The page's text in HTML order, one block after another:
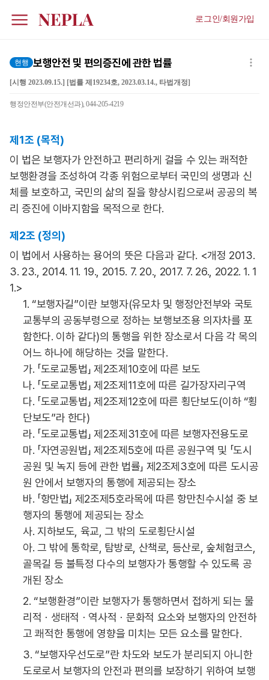
로그인/회원가입
현행 보행안전 및 편의증진에 관한 법률
[시행 2023.09.15.] [법률 제19234호, 2023.03.14., 타법개정]
행정안전부(안전개선과), 044-205-4219
제1조 (목적)
이 법은 보행자가 안전하고 편리하게 걸을 수 있는 쾌적한
보행환경을 조성하여 각종 위험으로부터 국민의 생명과 신
체를 보호하고, 국민의 삶의 질을 향상시킴으로써 공공의 복
리 증진에 이바지함을 목적으로 한다.
제2조 (정의)
이 법에서 사용하는 용어의 뜻은 다음과 같다. <개정 2013.
3. 23., 2014. 11. 19., 2015. 7. 20., 2017. 7. 26., 2022. 1. 1
1.>
1. “보행자길”이란 보행자(유모차 및 행정안전부와 국토
교통부의 공동부령으로 정하는 보행보조용 의자차를 포
함한다. 이하 같다)의 통행을 위한 장소로서 다음 각 목의
어느 하나에 해당하는 것을 말한다.
가. 「도로교통법」 제2조제10호에 따른 보도
나. 「도로교통법」 제2조제11호에 따른 길가장자리구역
다. 「도로교통법」 제2조제12호에 따른 횡단보도(이하 “횡
단보도”라 한다)
라. 「도로교통법」 제2조제31호에 따른 보행자전용도로
마. 「자연공원법」 제2조제5호에 따른 공원구역 및 「도시
공원 및 녹지 등에 관한 법률」 제2조제3호에 따른 도시공
원 안에서 보행자의 통행에 제공되는 장소
바. 「항만법」 제2조제5호라목에 따른 항만친수시설 중 보
행자의 통행에 제공되는 장소
사. 지하보도, 육교, 그 밖의 도로횡단시설
아. 그 밖에 통학로, 탐방로, 산책로, 등산로, 숲체험코스,
골목길 등 불특정 다수의 보행자가 통행할 수 있도록 공
개된 장소
2. “보행환경”이란 보행자가 통행하면서 접하게 되는 물
리적ㆍ생태적ㆍ역사적ㆍ문화적 요소와 보행자의 안전하
고 쾌적한 통행에 영향을 미치는 모든 요소를 말한다.
3. “보행자우선도로”란 차도와 보도가 분리되지 아니한
도로로서 보행자의 안전과 편의를 보장하기 위하여 보행